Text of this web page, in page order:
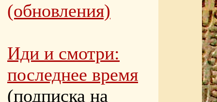
(обновления)
Иди и смотри:
последнее время
(подписка на